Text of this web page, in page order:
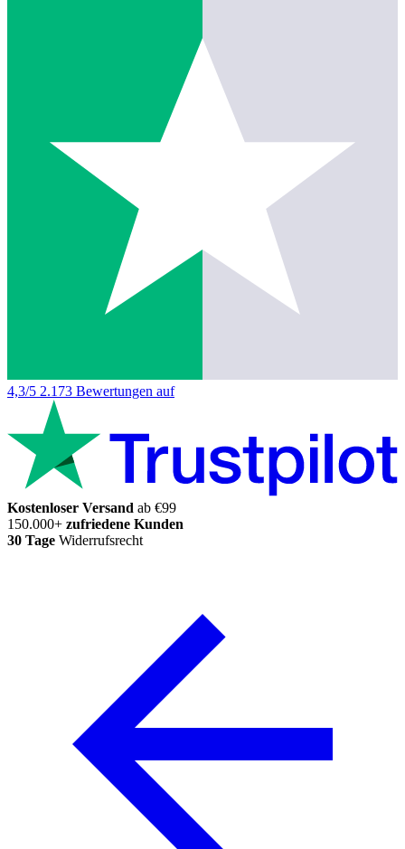
4,3/5 2.173 Bewertungen auf
Kostenloser Versand ab €99
150.000+ zufriedene Kunden
30 Tage Widerrufsrecht